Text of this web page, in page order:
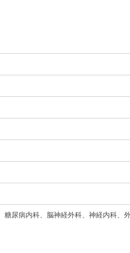
尿病内科、脳神経外科、神経内科、